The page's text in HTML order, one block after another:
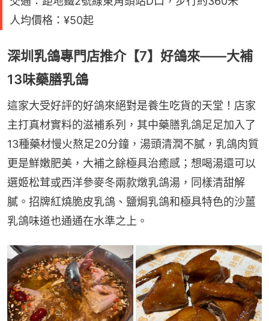
人均價格：¥50起
深圳乳鴿專門店推介【7】好鴿來——大補
13味藥膳乳鴿
這家大受好評的好鴿來絕對是養生吃貨的天堂！店家
主打真材實料的滋補系列，其中藥膳乳鴿足足加入了
13種藥材慢火熬足20分鐘，湯頭清潤不膩，乳鴿肉質
更是鮮嫩肥美，大補之餘極具治癒感；想喝湯還可以
選姬松茸或西洋參麥冬兩款燉乳鴿湯，同樣清甜解
膩。招牌紅燒脆皮乳鴿、鹽焗乳鴿和極具特色的沙薑
乳鴿味道也通通在水準之上。